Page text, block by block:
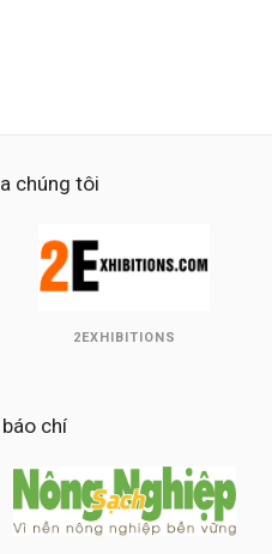
chúng tôi
2EXHIBITIONS
chí